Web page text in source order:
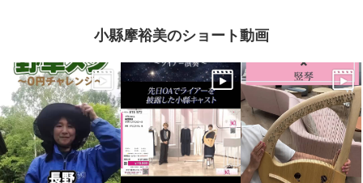
小縣摩裕美のショート動画